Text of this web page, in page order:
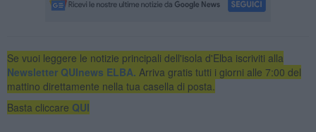
Se vuoi leggere le notizie principali dell'isola d'Elba iscriviti alla
Newsletter QUInews ELBA. Arriva gratis tutti i giorni alle 7:00 del
mattino direttamente nella tua casella di posta.
Basta cliccare QUI